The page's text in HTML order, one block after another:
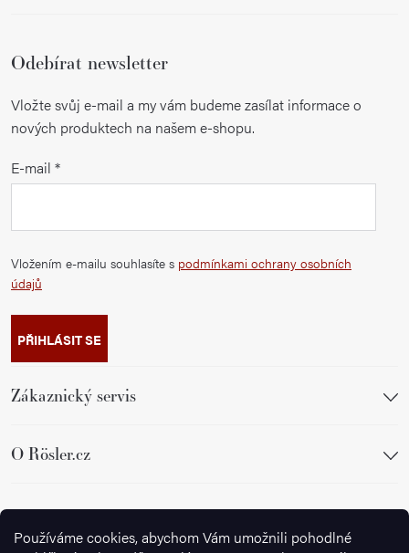
Používáme cookies, abychom Vám umožnili pohodlné
Odebírat newsletter
Vložte svůj e-mail a my vám budeme zasílat informace o
nových produktech na našem e-shopu.
E-mail
Vložením e-mailu souhlasíte s podmínkami ochrany osobních
údajů
PŘIHLÁSIT SE
Zákaznický servis
O Rösler.cz
Sledujte nás